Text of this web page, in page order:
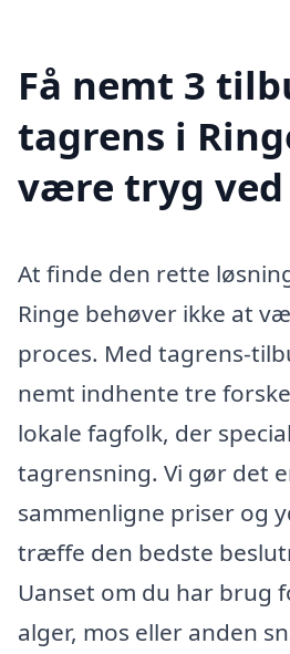
Få nemt 3
tagrens i
være tryg ved
At finde den rette
Ringe behøver ikke at
proces. Med tagrens-
nemt indhente tre
lokale fagfolk, der
tagrensning. Vi gør det
sammenligne priser og
træffe den bedste
Uanset om du har brug
alger, mos eller anden